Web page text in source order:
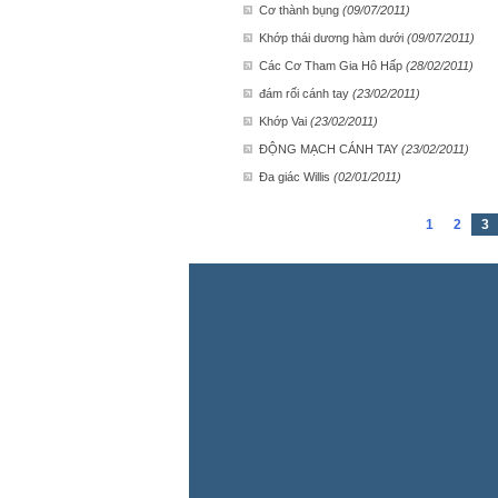
Cơ thành bụng (09/07/2011)
Khớp thái dương hàm dưới (09/07/2011)
Các Cơ Tham Gia Hô Hấp (28/02/2011)
đám rối cánh tay (23/02/2011)
Khớp Vai (23/02/2011)
ĐỘNG MẠCH CÁNH TAY (23/02/2011)
Đa giác Willis (02/01/2011)
1 2 3